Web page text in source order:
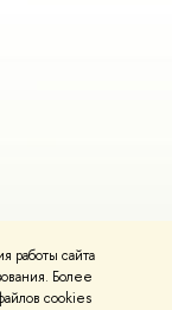
работы сайта
Более
cookies